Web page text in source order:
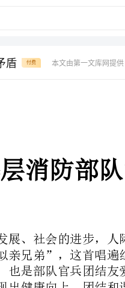
盾 付费 本文由第一文库网提供